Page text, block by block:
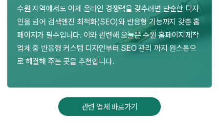
수원 지역에서도 이제 온라인 경쟁력을 갖추려면 단순한 디자
인을 넘어 검색엔진 최적화(SEO)와 반응형 기능까지 갖춘 홈
페이지가 필수입니다. 이와 관련해 오늘은 수원 홈페이지제작
업체 중 반응형 커스텀 디자인부터 SEO 관리 까지 원스톱으
로 해결해 주는 곳을 추천합니다.
관련 업체 바로가기